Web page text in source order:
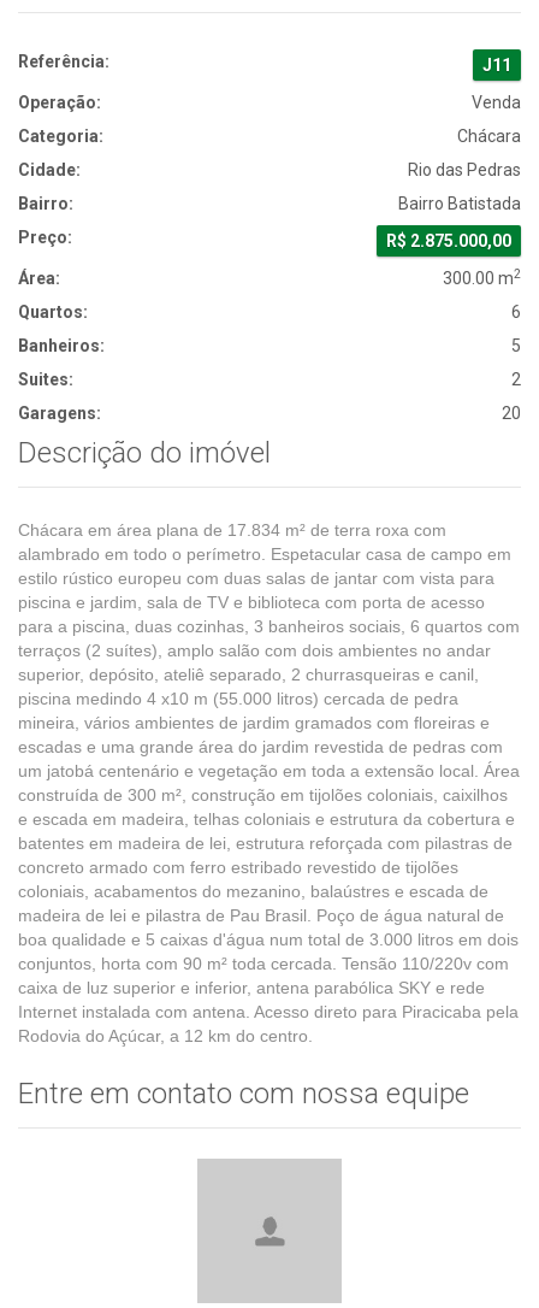
Referência:
J11
Operação:
Venda
Categoria:
Chácara
Cidade:
Rio das Pedras
Bairro:
Bairro Batistada
Preço:
R$ 2.875.000,00
Área:
300.00 m2
Quartos:
6
Banheiros:
5
Suites:
2
Garagens:
20
Descrição do imóvel
Chácara em área plana de 17.834 m² de terra roxa com
alambrado em todo o perímetro. Espetacular casa de campo em
estilo rústico europeu com duas salas de jantar com vista para
piscina e jardim, sala de TV e biblioteca com porta de acesso
para a piscina, duas cozinhas, 3 banheiros sociais, 6 quartos com
terraços (2 suítes), amplo salão com dois ambientes no andar
superior, depósito, ateliê separado, 2 churrasqueiras e canil,
piscina medindo 4 x10 m (55.000 litros) cercada de pedra
mineira, vários ambientes de jardim gramados com floreiras e
escadas e uma grande área do jardim revestida de pedras com
um jatobá centenário e vegetação em toda a extensão local. Área
construída de 300 m², construção em tijolões coloniais, caixilhos
e escada em madeira, telhas coloniais e estrutura da cobertura e
batentes em madeira de lei, estrutura reforçada com pilastras de
concreto armado com ferro estribado revestido de tijolões
coloniais, acabamentos do mezanino, balaústres e escada de
madeira de lei e pilastra de Pau Brasil. Poço de água natural de
boa qualidade e 5 caixas d'água num total de 3.000 litros em dois
conjuntos, horta com 90 m² toda cercada. Tensão 110/220v com
caixa de luz superior e inferior, antena parabólica SKY e rede
Internet instalada com antena. Acesso direto para Piracicaba pela
Rodovia do Açúcar, a 12 km do centro.
Entre em contato com nossa equipe